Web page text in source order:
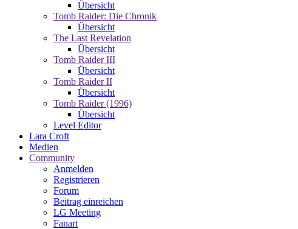
Übersicht
Tomb Raider: Die Chronik
Übersicht
The Last Revelation
Übersicht
Tomb Raider III
Übersicht
Tomb Raider II
Übersicht
Tomb Raider (1996)
Übersicht
Level Editor
Lara Croft
Medien
Community
Anmelden
Registrieren
Forum
Beitrag einreichen
LG Meeting
Fanart